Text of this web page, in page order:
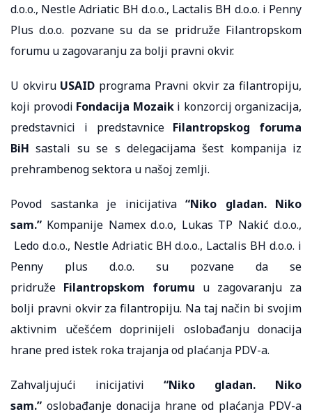
d.o.o., Nestle Adriatic BH d.o.o., Lactalis BH d.o.o. i Penny
Plus d.o.o. pozvane su da se pridruže Filantropskom
forumu u zagovaranju za bolji pravni okvir.
U okviru USAID programa Pravni okvir za filantropiju,
koji provodi Fondacija Mozaiki konzorcij organizacija,
predstavnici i predstavnice Filantropskog foruma
BiH sastali su se s delegacijama šest kompanija iz
prehrambenog sektora u našoj zemlji.
Povod sastanka je inicijativa “Niko gladan. Niko
sam.” Kompanije Namex d.o.o, Lukas TP Nakić d.o.o.,
Ledo d.o.o., Nestle Adriatic BH d.o.o., Lactalis BH d.o.o. i
Penny plus d.o.o. su pozvane da se
pridruže Filantropskom forumu u zagovaranju za
bolji pravni okvir za filantropiju. Na taj način bi svojim
aktivnim učešćem doprinijeli oslobađanju donacija
hrane pred istek roka trajanja od plaćanja PDV-a.
Zahvaljujući inicijativi “Niko gladan. Niko
sam.” oslobađanje donacija hrane od plaćanja PDV-a